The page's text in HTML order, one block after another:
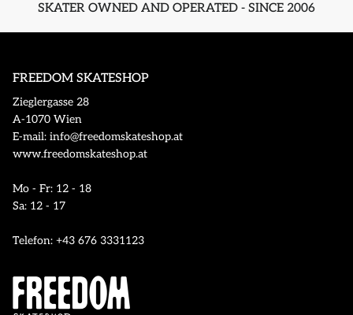
SKATER OWNED AND OPERATED - SINCE 2006
FREEDOM SKATESHOP
Zieglergasse 28
A-1070 Wien
E-mail: info@freedomskateshop.at
www.freedomskateshop.at
Mo - Fr: 12 - 18
Sa: 12 - 17
Telefon: +43 676 3331123